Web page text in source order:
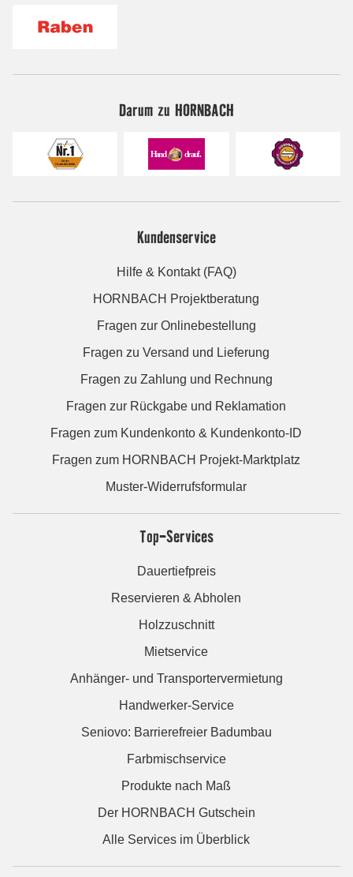
Darum zu HORNBACH
Kundenservice
Hilfe & Kontakt (FAQ)
HORNBACH Projektberatung
Fragen zur Onlinebestellung
Fragen zu Versand und Lieferung
Fragen zu Zahlung und Rechnung
Fragen zur Rückgabe und Reklamation
Fragen zum Kundenkonto & Kundenkonto-ID
Fragen zum HORNBACH Projekt-Marktplatz
Muster-Widerrufsformular
Top-Services
Dauertiefpreis
Reservieren & Abholen
Holzzuschnitt
Mietservice
Anhänger- und Transportervermietung
Handwerker-Service
Seniovo: Barrierefreier Badumbau
Farbmischservice
Produkte nach Maß
Der HORNBACH Gutschein
Alle Services im Überblick